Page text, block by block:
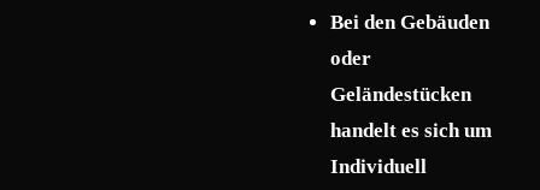
Bei den Gebäuden
oder
Geländestücken
handelt es sich um
Individuell